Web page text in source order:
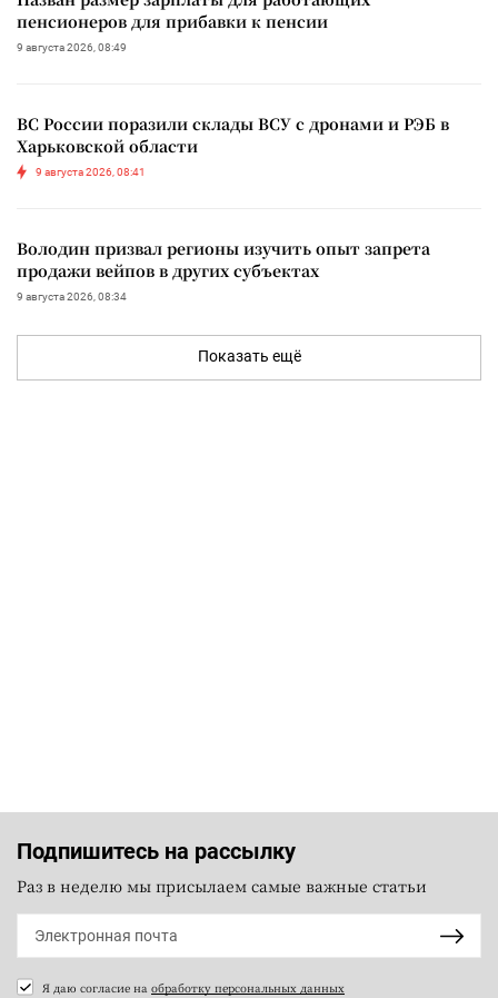
пенсионеров для прибавки к пенсии
9 августа 2026, 08:49
ВС России поразили склады ВСУ с дронами и РЭБ в
Харьковской области
9 августа 2026, 08:41
Володин призвал регионы изучить опыт запрета
продажи вейпов в других субъектах
9 августа 2026, 08:34
Показать ещё
Подпишитесь на рассылку
Раз в неделю мы присылаем самые важные статьи
Я даю согласие на обработку персональных данных